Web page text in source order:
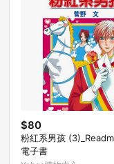
$80
粉紅系男孩
電子書